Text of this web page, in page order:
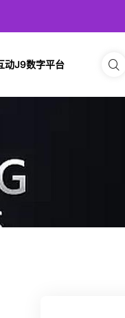
动J9数字平台